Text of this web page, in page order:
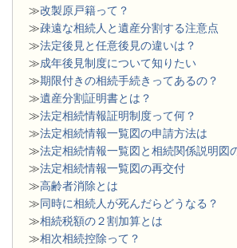
≫改製原戸籍って？
≫疎遠な相続人と遺産分割する注意点
≫法定後見と任意後見の違いは？
≫成年後見制度について知りたい
≫期限付きの相続手続きってあるの？
≫遺産分割証明書とは？
≫法定相続情報証明制度って何？
≫法定相続情報一覧図の申請方法は
≫法定相続情報一覧図と相続関係説明図
≫法定相続情報一覧図の再交付
≫高齢者消除とは
≫同時に相続人が死んだらどうなる？
≫相続税額の２割加算とは
≫相次相続控除って？